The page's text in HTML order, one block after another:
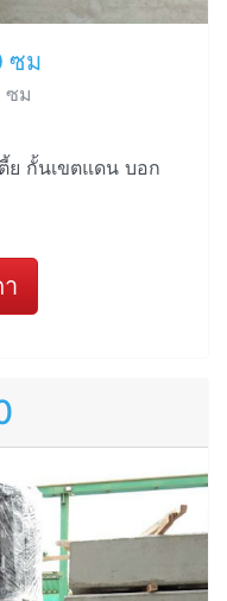
ซม
ซม
ย กั้นเขตแดน บอก